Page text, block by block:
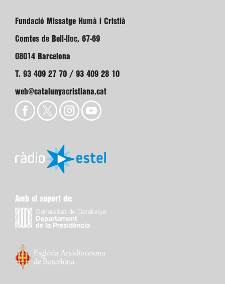
Fundació Missatge Humà i Cristià
Comtes de Bell-lloc, 67-69
08014 Barcelona
T. 93 409 27 70 / 93 409 28 10
web@catalunyacristiana.cat
Amb el suport de: